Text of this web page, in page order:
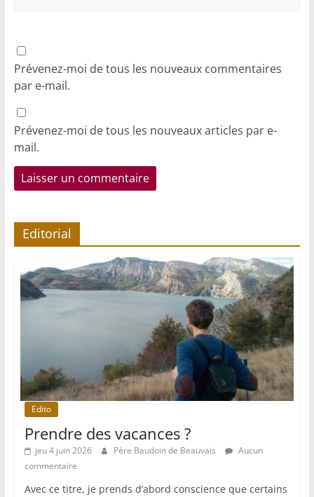
Prévenez-moi de tous les nouveaux commentaires
par e-mail.
Prévenez-moi de tous les nouveaux articles par e-
mail.
Editorial
Edito
Prendre des vacances ?
jeu 4 juin 2026 Père Baudoin de Beauvais
Aucun
commentaire
Avec ce titre, je prends d’abord conscience que certains